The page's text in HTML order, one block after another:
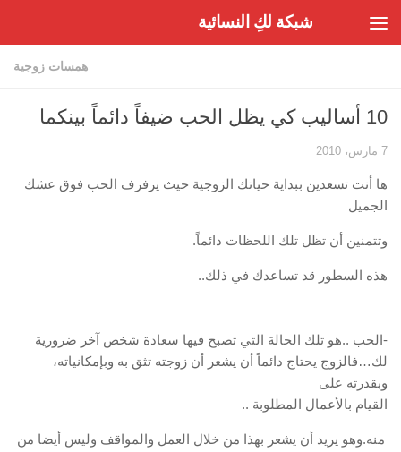
شبكة لكِ النسائية
همسات زوجية
10 أساليب كي يظل الحب ضيفاً دائماً بينكما
7 مارس، 2010
ها أنت تسعدين ببداية حياتك الزوجية حيث يرفرف الحب فوق عشك
الجميل
وتتمنين أن تظل تلك اللحظات دائماً.
هذه السطور قد تساعدك في ذلك..
-الحب ..هو تلك الحالة التي تصبح فيها سعادة شخص آخر ضرورية
لك…فالزوج يحتاج دائماً أن يشعر أن زوجته تثق به وبإمكانياته،
وبقدرته على
القيام بالأعمال المطلوبة ..
منه.وهو يريد أن يشعر بهذا من خلال العمل والمواقف وليس أيضا من